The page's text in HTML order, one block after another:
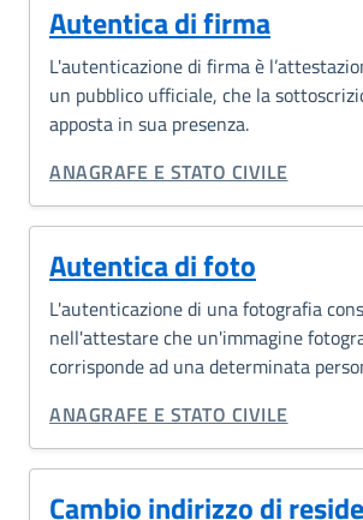
Autentica di firma
L'autenticazione di firma è
un pubblico ufficiale, che la
apposta in sua presenza.
CATEGORIA CORRELATA:
ANAGRAFE E STATO CIVILE
Autentica di foto
L'autenticazione di una fotografia
nell'attestare che un'immagine
corrisponde ad una determinata
CATEGORIA CORRELATA:
ANAGRAFE E STATO CIVILE
Cambio indirizzo di